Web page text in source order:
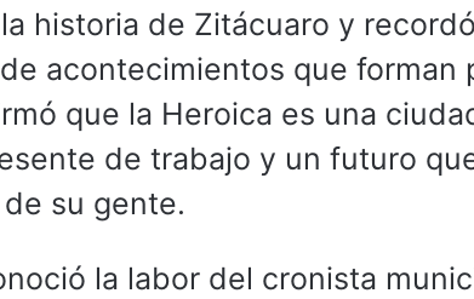
historia de Zitácuaro y
acontecimientos que forman
que la Heroica es una
de trabajo y un futuro
su gente.
la labor del cronista